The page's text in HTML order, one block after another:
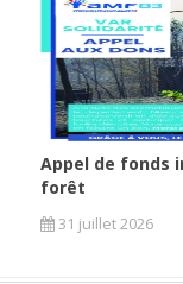
Appel de fonds
forêt
31 juillet 2026